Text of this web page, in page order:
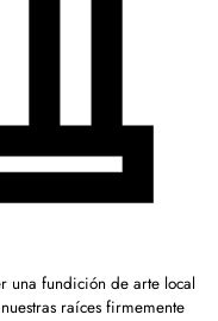
una fundición de arte local
raíces firmemente